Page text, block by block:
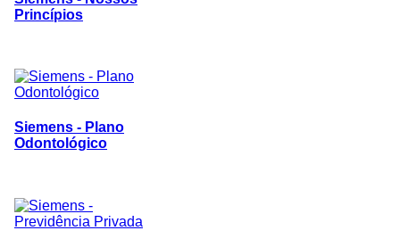
Princípios
Siemens - Plano
Odontológico